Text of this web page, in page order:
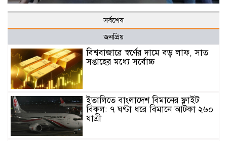
সর্বশেষ
জনপ্রিয়
বিশ্ববাজারে স্বর্ণের দামে বড় লাফ, সাত
সপ্তাহের মধ্যে সর্বোচ্চ
ইতালিতে বাংলাদেশ বিমানের ফ্লাইট
বিকল: ৭ ঘণ্টা ধরে বিমানে আটকা ২৬০
যাত্রী